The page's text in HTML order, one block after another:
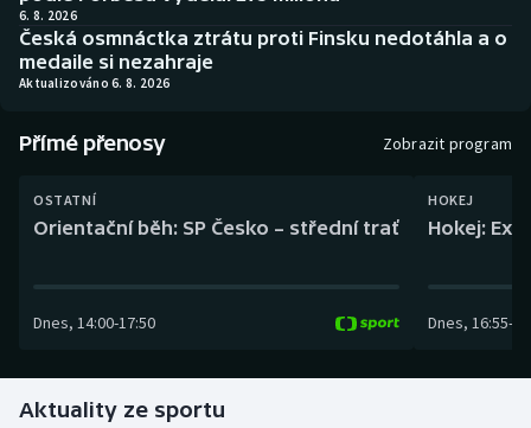
Biatlon
Boby a skeleton
Box
Curling
Golf
Aplikace ČT sport
AZ kvíz
6. 8. 2026
Česká osmnáctka ztrátu proti Finsku nedotáhla a o
medaile si nezahraje
Aktualizováno 6. 8. 2026
Přímé přenosy Zobrazit program
OSTATNÍ
Orientační běh: SP Česko – střední trať
Dnes, 14:00-17:50
HOKEJ
Hokej:
Dnes, 16:55-
Aktuality ze sportu